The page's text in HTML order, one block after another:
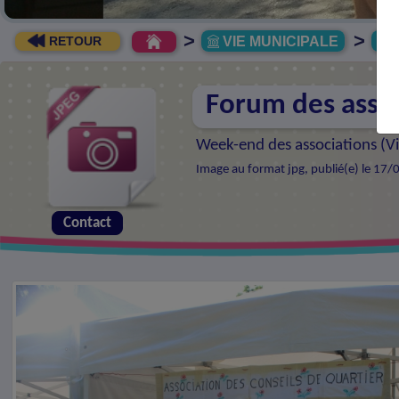
RETOUR > VIE MUNICIPALE >
Forum des
Week-end des associations (
Image au format jpg, publié(e) le
Contact